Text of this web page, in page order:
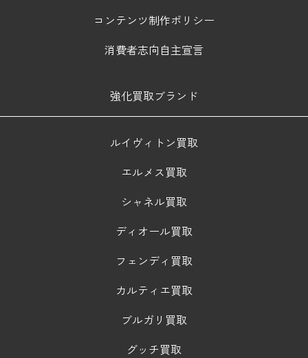
コンテンツ制作ポリシー
消費者志向自主宣言
強化買取ブランド
ルイヴィトン買取
エルメス買取
シャネル買取
ディオール買取
フェンディ買取
カルティエ買取
ブルガリ買取
グッチ買取